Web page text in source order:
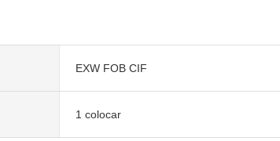
EXW FOB CIF
1 colocar